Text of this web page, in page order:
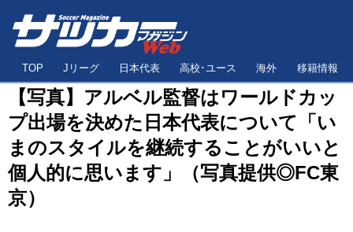
TOP Jリーグ 日本代表 高校･ユース 海外 移籍情報
【写真】アルベル監督はワールドカッ
プ出場を決めた日本代表について「い
まのスタイルを継続することがいいと
個人的に思います」（写真提供◎FC東
京）